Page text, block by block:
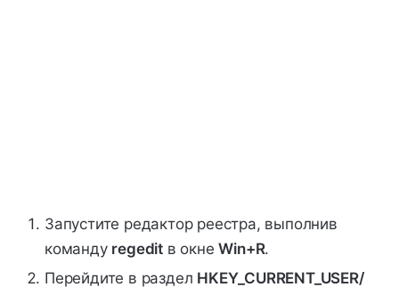
Запустите редактор реестра, выполнив
команду regedit в окнеWin+R.
Перейдите в раздел HKEY_CURRENT_USER/